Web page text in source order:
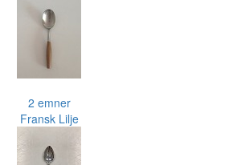
2 emner
Fransk Lilje